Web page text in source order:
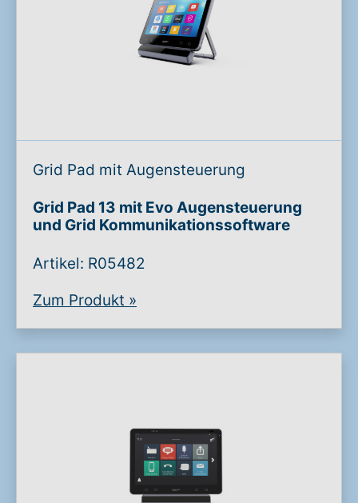
Grid Pad mit Augensteuerung
Grid Pad 13 mit Evo Augensteuerung
und Grid Kommunikationssoftware
Artikel: R05482
Zum Produkt »